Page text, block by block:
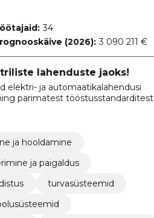
34
(2026): 3 090 211 €
lahenduste jaoks!
elektri- ja automaatikalahendusi
parimatest tööstusstandarditest
ja hooldamine
ja paigaldus
turvasüsteemid